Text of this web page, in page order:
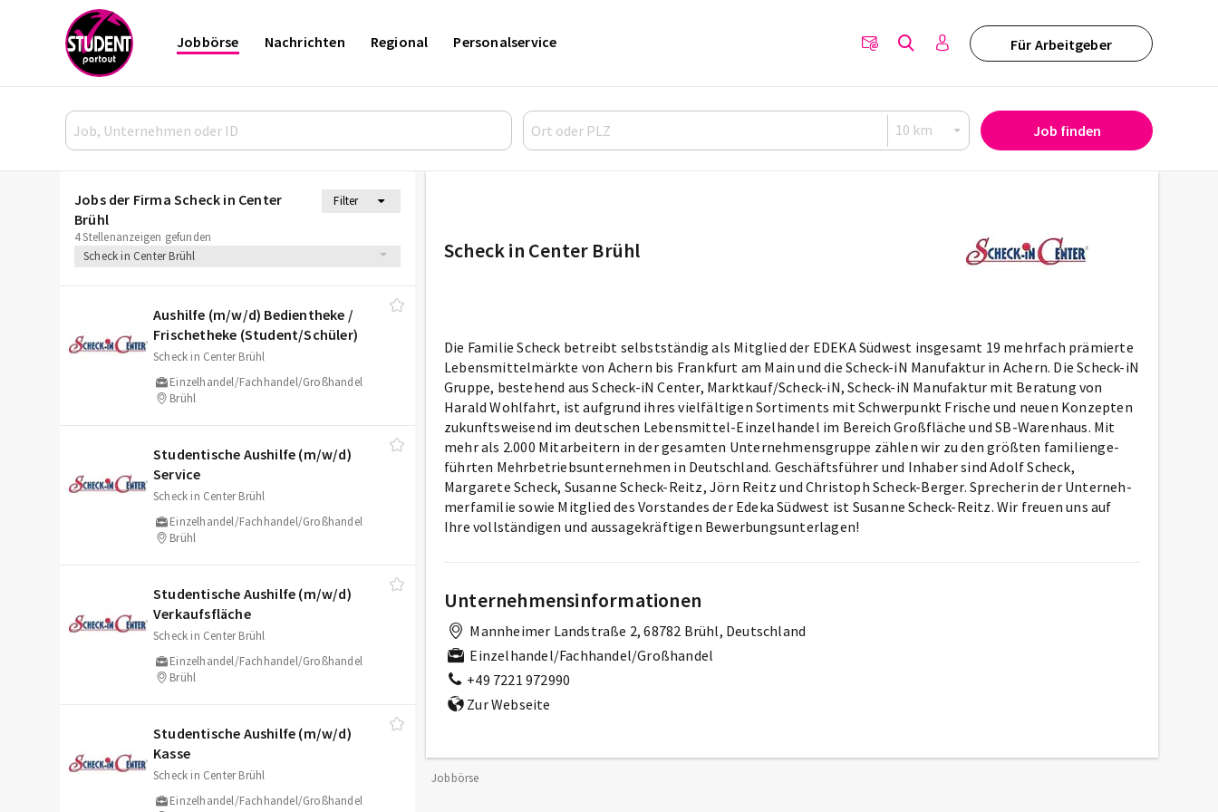
Für Arbeitgeber
Jobbörse Nachrichten Regional Personalservice
Job finden
Jobs der Firma Scheck in Center
Brühl
Filter
4 Stellenanzeigen gefunden
Scheck in Center Brühl
Aushilfe (m/​w/​d) Bedientheke /​
Frischetheke (Student/​Schüler)
Scheck in Center Brühl
Einzelhandel/Fachhandel/Großhandel
Brühl
Studentische Aushilfe (m/​w/​d)
Service
Scheck in Center Brühl
Einzelhandel/Fachhandel/Großhandel
Brühl
Studentische Aushilfe (m/​w/​d)
Verkaufsfläche
Scheck in Center Brühl
Einzelhandel/Fachhandel/Großhandel
Brühl
Studentische Aushilfe (m/​w/​d)
Kasse
Scheck in Center Brühl
Einzelhandel/Fachhandel/Großhandel
Scheck in Center Brühl
Die Fa­mi­lie Scheck be­treibt selbst­stän­dig als Mit­glied der EDEKA Süd­west ins­ge­samt 19 mehr­fach prämierte
Le­bens­mit­tel­märk­te von Achern bis Frank­furt am Main und die Scheck-iN Manufaktur in Achern. Die Scheck-iN
Grup­pe, be­ste­hend aus Scheck-iN Cen­ter, Markt­kauf/Scheck-iN, Scheck-iN Manufaktur mit Beratung von
Harald Wohlfahrt, ist auf­grund ih­res viel­fäl­ti­gen Sor­ti­ments mit Schwer­punkt Fri­sche und neu­en Kon­zep­ten
zu­kunfts­wei­send im deut­schen Le­bens­mit­tel-Ein­zel­han­del im Be­reich Groß­flä­che und SB-Wa­ren­haus. Mit
mehr als 2.000 Mit­ar­bei­tern in der ge­sam­ten Un­ter­neh­mens­grup­pe zäh­len wir zu den größ­ten fa­mi­lien­ge­
führ­ten Mehr­be­triebs­un­ter­neh­men in Deutsch­land. Ge­schäfts­füh­rer und In­ha­ber sind Adolf Scheck,
Margarete Scheck, Su­san­ne Scheck-Reitz, Jörn Reitz und Christoph Scheck-Berger. Spre­cher­in der Un­ter­neh­
mer­fa­mi­lie so­wie Mit­glied des Vor­stan­des der Edeka Süd­west ist Su­san­ne Scheck-Reitz. Wir freuen uns auf
Ihre vollständigen und aussagekräftigen Bewerbungsunterlagen!
Unternehmensinformationen
Mannheimer Landstraße 2, 68782 Brühl, Deutschland
Einzelhandel/Fachhandel/Großhandel
+49 7221 972990
Zur Webseite
Jobbörse